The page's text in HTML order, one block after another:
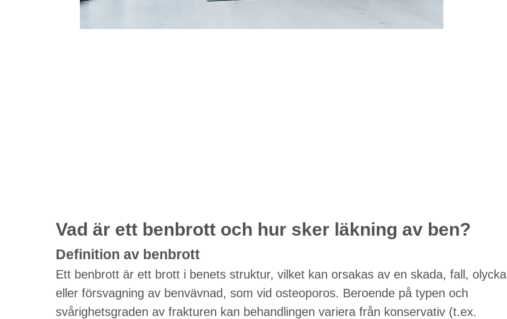
Vad är ett benbrott och hur sker läkning av ben?
Definition av benbrott
Ett benbrott är ett brott i benets struktur, vilket kan orsakas av en skada, fall, olycka
eller försvagning av benvävnad, som vid osteoporos. Beroende på typen och
svårighetsgraden av frakturen kan behandlingen variera från konservativ (t.ex.